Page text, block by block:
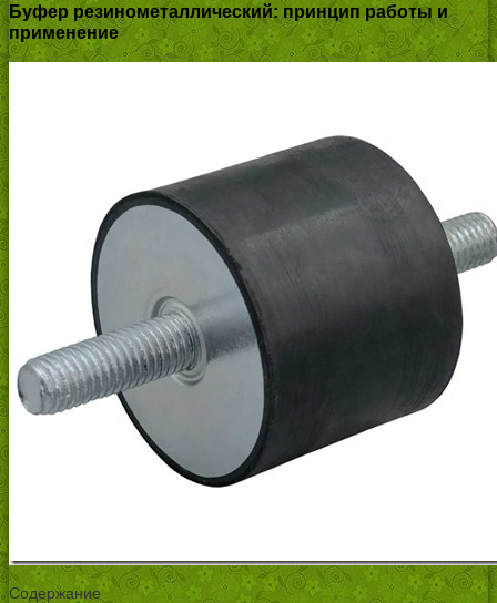
Буфер резинометаллический: принцип работы и
применение
Содержание